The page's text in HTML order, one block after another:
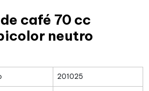
café 70 cc
neutro
201025